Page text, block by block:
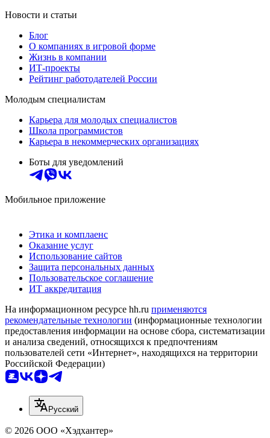
Новости и статьи
Блог
О компаниях в игровой форме
Жизнь в компании
ИТ-проекты
Рейтинг работодателей России
Молодым специалистам
Карьера для молодых специалистов
Школа программистов
Карьера в некоммерческих организациях
Боты для уведомлений
Мобильное приложение
Этика и комплаенс
Оказание услуг
Использование сайтов
Защита персональных данных
Пользовательское соглашение
ИТ аккредитация
На информационном ресурсе hh.ru применяются
рекомендательные технологии (информационные технологии
предоставления информации на основе сбора, систематизации
и анализа сведений, относящихся к предпочтениям
пользователей сети «Интернет», находящихся на территории
Российской Федерации)
Русский
© 2026 ООО «Хэдхантер»